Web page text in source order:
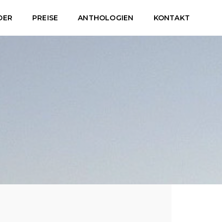
PREISE ANTHOLOGIEN KONTAKT